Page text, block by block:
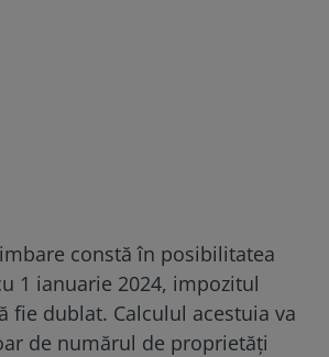
constă în posibilitatea
1 ianuarie 2024, impozitul
fie dublat. Calculul acestuia va
de numărul de proprietăți